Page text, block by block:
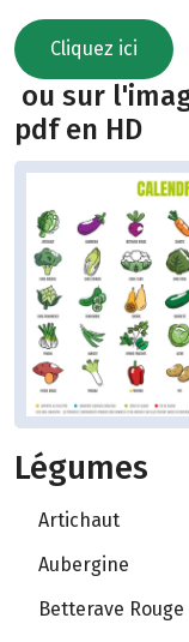
Cliquez ici
ou sur
pdf en HD
Légumes
Artichaut
Aubergine
Betterave Rouge